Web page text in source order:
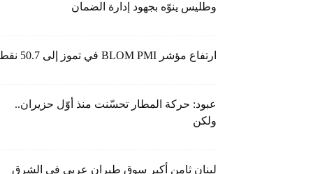
وطليس ينوّه بجهود إدارة الضمان
ارتفاع مؤشر BLOM PMI في تموز إلى 50.7 نقطة
عبود: حركة المطار تحسّنت منذ أوّل حزيران..
ولكن
لبنان ثامن أكبر سوق طيران عربي في الشرق